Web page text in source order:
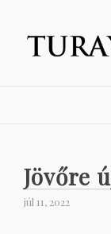
Jövőre
júl 11, 2022